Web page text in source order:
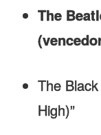
The
The
High)”